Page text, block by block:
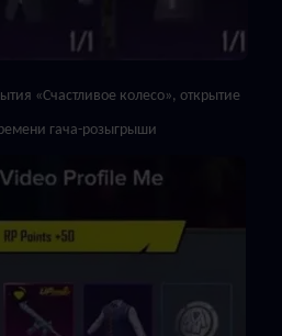
«Счастливое колесо», открытие
гача-розыгрыши